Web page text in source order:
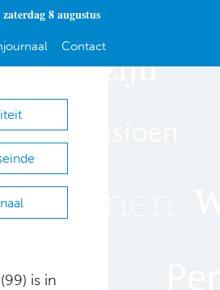
zaterdag 8 augustus
Contact
is in